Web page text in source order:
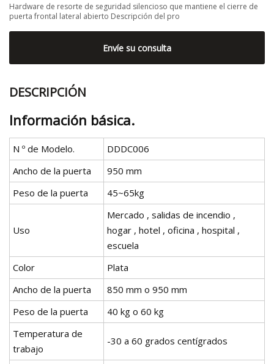
Hardware de resorte de seguridad silencioso que mantiene el cierre de
puerta frontal lateral abierto Descripción del pro
Envíe su consulta
DESCRIPCIÓN
Información básica.
N º de Modelo.
DDDC006
Ancho de la puerta
950 mm
Peso de la puerta
45~65kg
Uso
Mercado , salidas de incendio ,
hogar , hotel , oficina , hospital ,
escuela
Color
Plata
Ancho de la puerta
850 mm o 950 mm
Peso de la puerta
40 kg o 60 kg
Temperatura de
trabajo
-30 a 60 grados centígrados